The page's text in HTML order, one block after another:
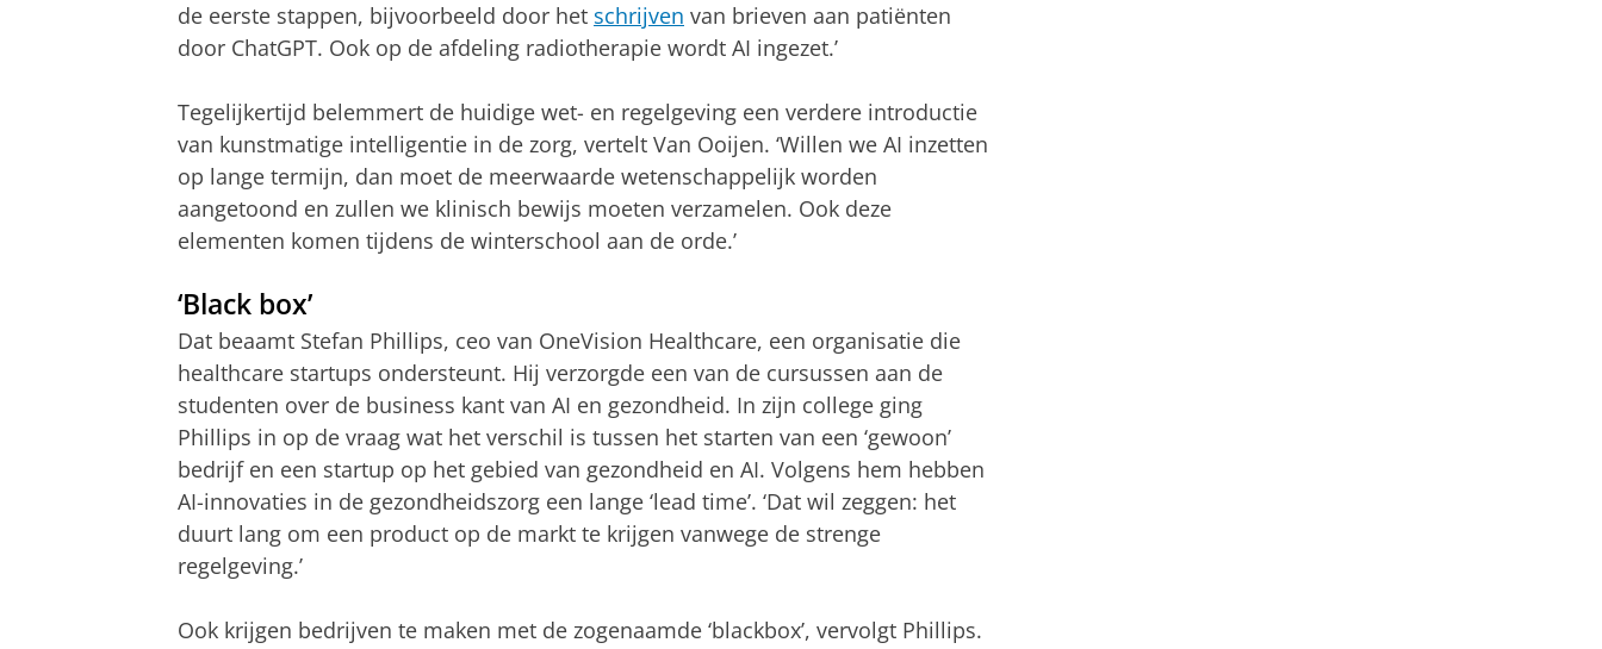
de eerste stappen, bijvoorbeeld door het schrijven van brieven aan patiënten
door ChatGPT. Ook op de afdeling radiotherapie wordt AI ingezet.’
Tegelijkertijd belemmert de huidige wet- en regelgeving een verdere introductie
van kunstmatige intelligentie in de zorg, vertelt Van Ooijen. ‘Willen we AI inzetten
op lange termijn, dan moet de meerwaarde wetenschappelijk worden
aangetoond en zullen we klinisch bewijs moeten verzamelen. Ook deze
elementen komen tijdens de winterschool aan de orde.’
‘Black box’
Dat beaamt Stefan Phillips, ceo van OneVision Healthcare, een organisatie die
healthcare startups ondersteunt. Hij verzorgde een van de cursussen aan de
studenten over de business kant van AI en gezondheid. In zijn college ging
Phillips in op de vraag wat het verschil is tussen het starten van een ‘gewoon’
bedrijf en een startup op het gebied van gezondheid en AI. Volgens hem hebben
AI-innovaties in de gezondheidszorg een lange ‘lead time’. ‘Dat wil zeggen: het
duurt lang om een product op de markt te krijgen vanwege de strenge
regelgeving.’
Ook krijgen bedrijven te maken met de zogenaamde ‘blackbox’, vervolgt Phillips.